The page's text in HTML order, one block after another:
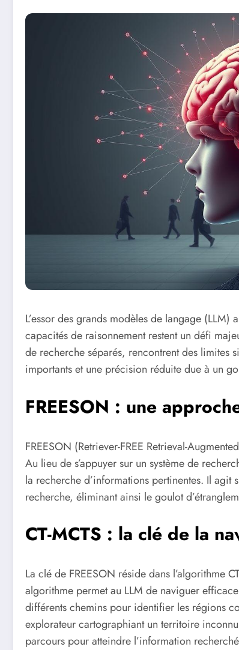
L’essor des grands modèles de langage
capacités de raisonnement restent un défi
de recherche séparés, rencontrent des limites
importants et une précision réduite due à un
FREESON : une
FREESON (Retriever-FREE Retrieval-
Au lieu de s’appuyer sur un système de
la recherche d’informations pertinentes. Il agit
recherche, éliminant ainsi le goulot
CT-MCTS : la clé de la
La clé de FREESON réside dans l’algorithme
algorithme permet au LLM de naviguer
différents chemins pour identifier les régions
explorateur cartographiant un territoire
parcours pour atteindre l’information